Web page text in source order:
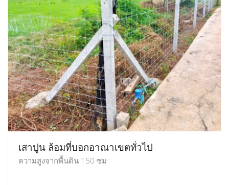
เสาปูน ล้อมที่บอกอาณาเขตทั่วไป
ความสูงจากพื้นดิน 150 ซม